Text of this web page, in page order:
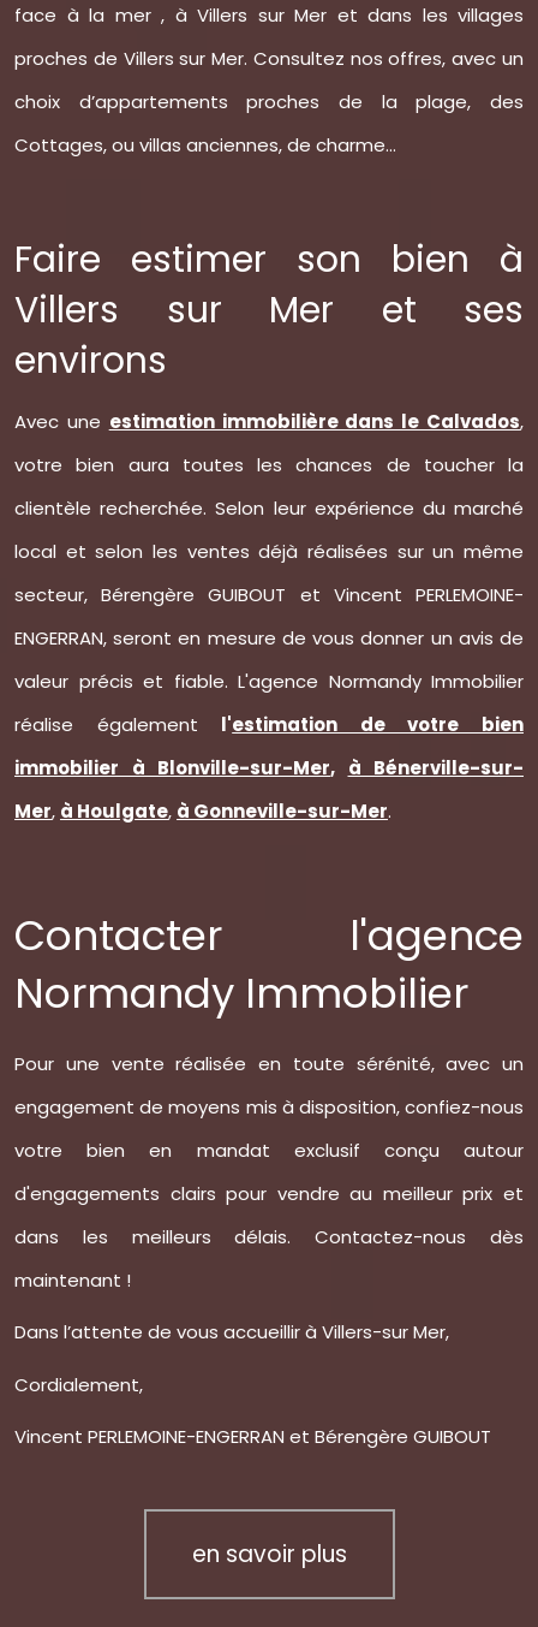
face à la mer , à Villers sur Mer et dans les villages
proches de Villers sur Mer. Consultez nos offres, avec un
choix d’appartements proches de la plage, des
Cottages, ou villas anciennes, de charme...
Faire estimer son bien à
Villers sur Mer et ses
environs
Avec une estimation immobilière dans le Calvados,
votre bien aura toutes les chances de toucher la
clientèle recherchée. Selon leur expérience du marché
local et selon les ventes déjà réalisées sur un même
secteur, Bérengère GUIBOUT et Vincent PERLEMOINE-
ENGERRAN, seront en mesure de vous donner un avis de
valeur précis et fiable. L'agence Normandy Immobilier
réalise également l'estimation de votre bien
immobilier à Blonville-sur-Mer, à Bénerville-sur-
Mer, à Houlgate, à Gonneville-sur-Mer.
Contacter l'agence
Normandy Immobilier
Pour une vente réalisée en toute sérénité, avec un
engagement de moyens mis à disposition, confiez-nous
votre bien en mandat exclusif conçu autour
d'engagements clairs pour vendre au meilleur prix et
dans les meilleurs délais.Contactez-nous dès
maintenant !
Dans l’attente de vous accueillir à Villers-sur Mer,
Cordialement,
Vincent PERLEMOINE-ENGERRAN et Bérengère GUIBOUT
en savoir plus